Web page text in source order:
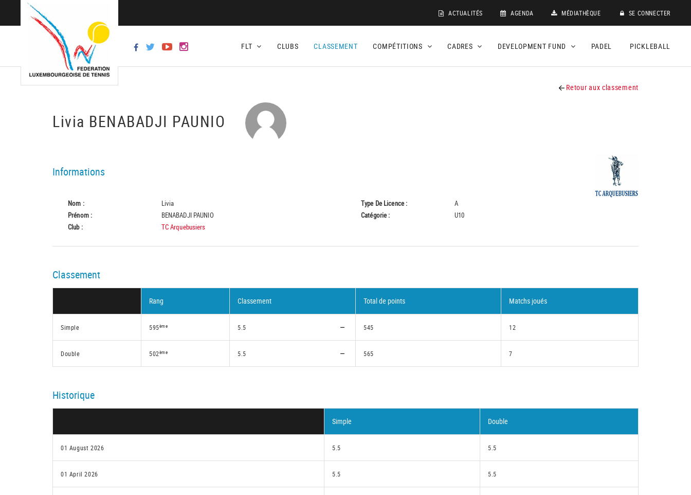
ACTUALITÉS AGENDA MÉDIATHÈQUE SE CONNECTER
FLT CLUBS CLASSEMENT COMPÉTITIONS CADRES DEVELOPMENT FUND PADEL PICKLEBALL
Retour aux classement
Livia BENABADJI PAUNIO
Informations
Nom :
Livia
Prénom :
BENABADJI PAUNIO
Club :
TC Arquebusiers
Type De Licence :
A
Catégorie :
U10
Classement
Rang Classement Total de points Matchs joués
Simple 595ème 5.5 545 12
Double 502ème 5.5 565 7
Historique
Simple Double
01 August 2026 5.5 5.5
01 April 2026 5.5 5.5